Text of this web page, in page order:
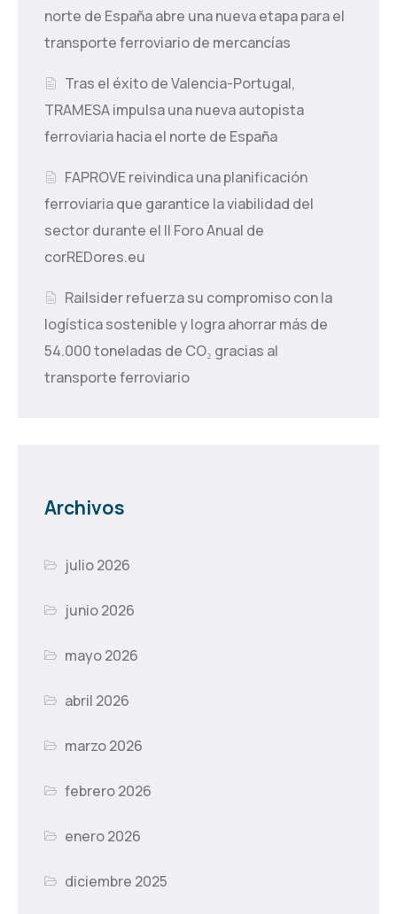
norte de España abre una nueva etapa para el
transporte ferroviario de mercancías
Tras el éxito de Valencia-Portugal,
TRAMESA impulsa una nueva autopista
ferroviaria hacia el norte de España
FAPROVE reivindica una planificación
ferroviaria que garantice la viabilidad del
sector durante el II Foro Anual de
corREDores.eu
Railsider refuerza su compromiso con la
logística sostenible y logra ahorrar más de
54.000 toneladas de CO₂ gracias al
transporte ferroviario
Archivos
julio 2026
junio 2026
mayo 2026
abril 2026
marzo 2026
febrero 2026
enero 2026
diciembre 2025